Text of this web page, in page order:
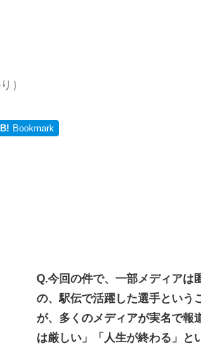
）
B! Bookmark
Q.今回の件で、一部メディアは
の、駅伝で活躍した選手という
が、多くのメディアが実名で報
は厳しい」「人生が終わる」と